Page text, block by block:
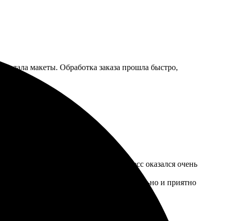
макеты. Обработка заказа прошла быстро,
настольных календарей, и процесс оказался очень
и четкие. Календарь выглядит стильно и приятно